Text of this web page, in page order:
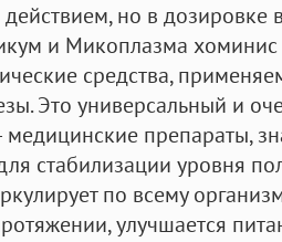
но в дозировке
и Микоплазма
средства,
Это универсальный и
медицинские препараты,
стабилизации уровня
по всему
улучшается